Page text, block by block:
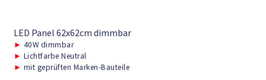
LED Panel 62x62cm dimmbar
► 40W dimmbar
► Lichtfarbe Neutral
► mit geprüften Marken-Bauteile